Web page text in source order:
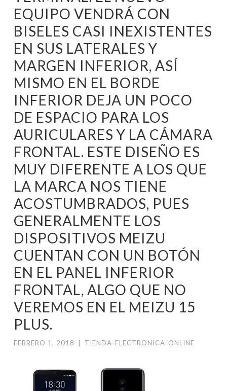
EQUIPO VENDRÁ CON
BISELES CASI INEXISTENTES
EN SUS LATERALES Y
MARGEN INFERIOR, ASÍ
MISMO EN EL BORDE
INFERIOR DEJA UN POCO
DE ESPACIO PARA LOS
AURICULARES Y LA CÁMARA
FRONTAL. ESTE DISEÑO ES
MUY DIFERENTE A LOS QUE
LA MARCA NOS TIENE
ACOSTUMBRADOS, PUES
GENERALMENTE LOS
DISPOSITIVOS MEIZU
CUENTAN CON UN BOTÓN
EN EL PANEL INFERIOR
FRONTAL, ALGO QUE NO
VEREMOS EN EL MEIZU 15
PLUS.
FEBRERO 1, 2018 TIENDA-ELECTRONICA-ONLINE